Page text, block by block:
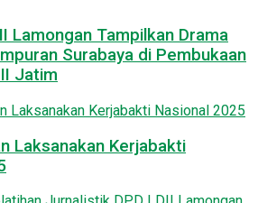
Lamongan Tampilkan Drama
Surabaya di Pembukaan
Jatim
Laksanakan Kerjabakti